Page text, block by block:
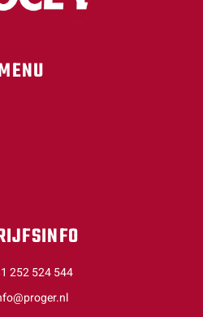
252 524 544